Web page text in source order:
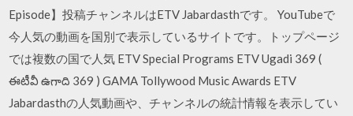
Episode】投稿チャンネルはETV Jabardasthです。 YouTubeで
今人気の動画を国別で表示しているサイトです。トップページ
では複数の国で人気 ETV Special Programs ETV Ugadi 369 (
ఈటీవీ ఉగాది 369 ) GAMA Tollywood Music Awards ETV
Jabardasthの人気動画や、チャンネルの統計情報を表示してい